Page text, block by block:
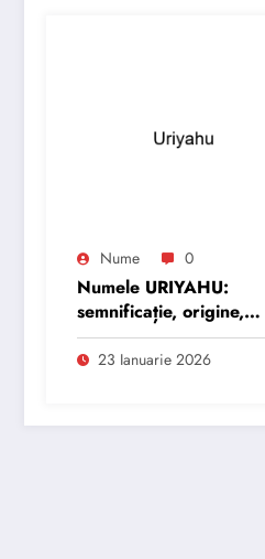
Nume 0
Numele URIYAHU:
semnificație, origine,
trăsături și
personalitate
23 Ianuarie 2026